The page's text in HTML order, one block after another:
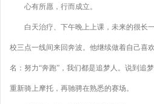
心有所愿，行而成立。
白天治疗、下午晚上上课，未来的很长
校三点一线间来回奔波。他继续做着自己喜
名：努力“奔跑”，我们都是追梦人。说到追
重新骑上摩托，再驰骋在熟悉的赛场。